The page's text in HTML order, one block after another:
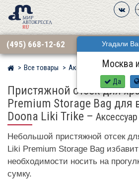
Угадали
Москва
Да
(495) 668-12-62
Мир детских автокресел
Все товары Аксессуары Для
Пристяжной отсек для
Premium Storage Bag для
Doona Liki Trike – Аксессуар
Небольшой пристяжной отсек
Liki Premium Storage Bag
необходимости носить на
сумку.